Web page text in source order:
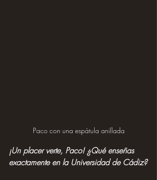
Paco con una espátula anillada
¡Un placer verte, Paco! ¿Qué enseñas
exactamente en la Universidad de Cádiz?